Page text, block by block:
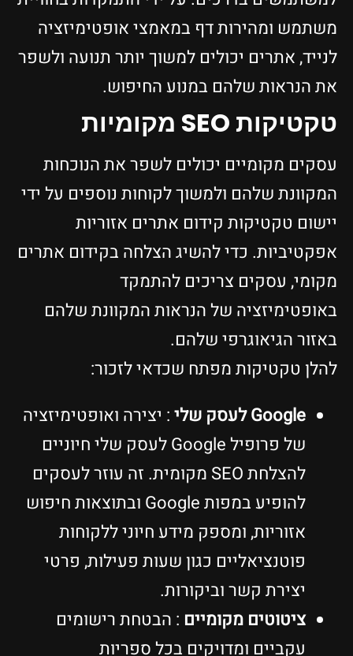
משתמש ומהירות דף במאמצי אופטימיזציה
לנייד, אתרים יכולים למשוך יותר תנועה ולשפר
את הנראות שלהם במנוע החיפוש.
טקטיקות SEO מקומיות
עסקים מקומיים יכולים לשפר את הנוכחות
המקוונת שלהם ולמשוך לקוחות נוספים על ידי
יישום טקטיקות קידום אתרים אזוריות
אפקטיביות. כדי להשיג הצלחה בקידום אתרים
מקומי, עסקים צריכים להתמקד
באופטימיזציה של הנראות המקוונת שלהם
באזור הגיאוגרפי שלהם.
להלן טקטיקות מפתח שכדאי לזכור:
Google לעסק שלי
: יצירה ואופטימיזציה
של פרופיל Google לעסק שלי חיוניים
להצלחת SEO מקומית. זה עוזר לעסקים
להופיע במפות Google ובתוצאות חיפוש
אזוריות, ומספק מידע חיוני ללקוחות
פוטנציאליים כגון שעות פעילות, פרטי
יצירת קשר וביקורות.
ציטוטים מקומיים : הבטחת רישומים
עקביים ומדויקים בכל ספריות